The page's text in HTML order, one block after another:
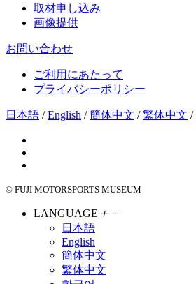
取材申し込み
画像提供
お問い合わせ
ご利用にあたって
プライバシーポリシー
日本語 /English /簡体中文 /繁体中文 /
© FUJI MOTORSPORTS MUSEUM
LANGUAGE ＋ －
日本語
English
簡体中文
繁体中文